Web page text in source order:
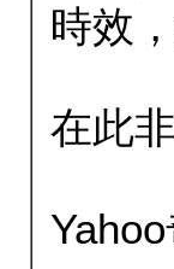
時效
在此